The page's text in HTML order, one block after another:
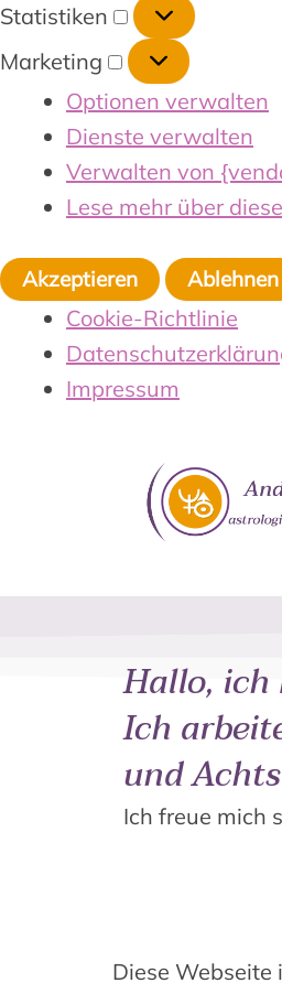
Statistiken
Marketing
Optionen verwalten
Dienste verwalten
Verwalten von
Lese mehr über
Akzeptieren Ablehnen
Cookie-Richtlinie
Impressum
Hallo,
Ich
und
Ich freue mich
Diese Webseite